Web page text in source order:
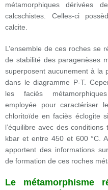
métamorphiques dérivées
calcschistes. Celles-ci
calcite.
L’ensemble de ces roches se
de stabilité des paragenèses
superposent aucunement à la
dans le diagramme P-T.
les faciès
employée pour caractériser
chloritoïde en faciès éclogite
l’équilibre avec des
kbar et entre 450 et 600 °C.
apportent des informations
de formation de ces roches
Le métamorphisme